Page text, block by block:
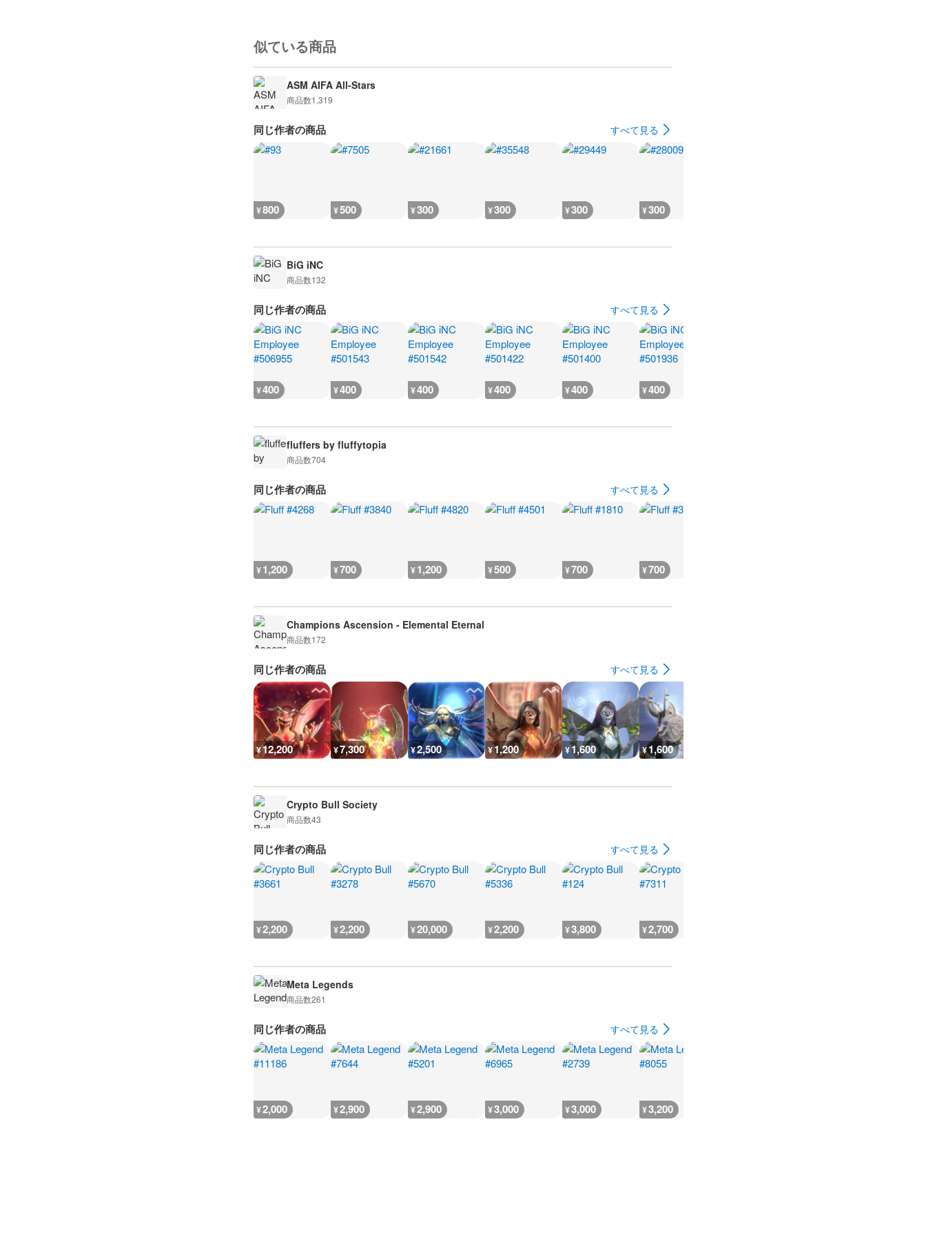
似ている商品
ASM AIFA All-Stars
商品数1,319
同じ作者の商品 すべて見る
¥800 ¥500 ¥300 ¥300 ¥300 ¥300
BiG iNC
商品数132
同じ作者の商品 すべて見る
¥400 ¥400 ¥400 ¥400 ¥400 ¥400
fluffers by fluffytopia
商品数704
同じ作者の商品 すべて見る
¥1,200 ¥700 ¥1,200 ¥500 ¥700 ¥700
Champions Ascension - Elemental Eternal
商品数172
同じ作者の商品 すべて見る
¥12,200 ¥7,300 ¥2,500 ¥1,200 ¥1,600 ¥1,600
Crypto Bull Society
商品数43
同じ作者の商品 すべて見る
¥2,200 ¥2,200 ¥20,000 ¥2,200 ¥3,800 ¥2,700
Meta Legends
商品数261
同じ作者の商品 すべて見る
¥2,000 ¥2,900 ¥2,900 ¥3,000 ¥3,000 ¥3,200